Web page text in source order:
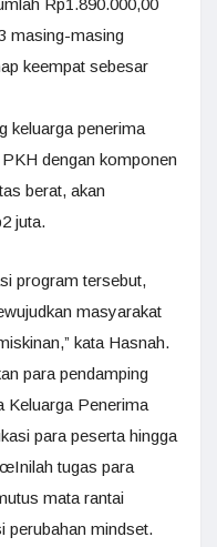
Rp1.890.000,00
masing-masing
keempat sebesar
keluarga penerima
dengan komponen
berat, akan
juta.
program tersebut,
masyarakat
kata Hasnah.
para pendamping
Keluarga Penerima
para peserta hingga
tugas para
mata rantai
perubahan mindset.